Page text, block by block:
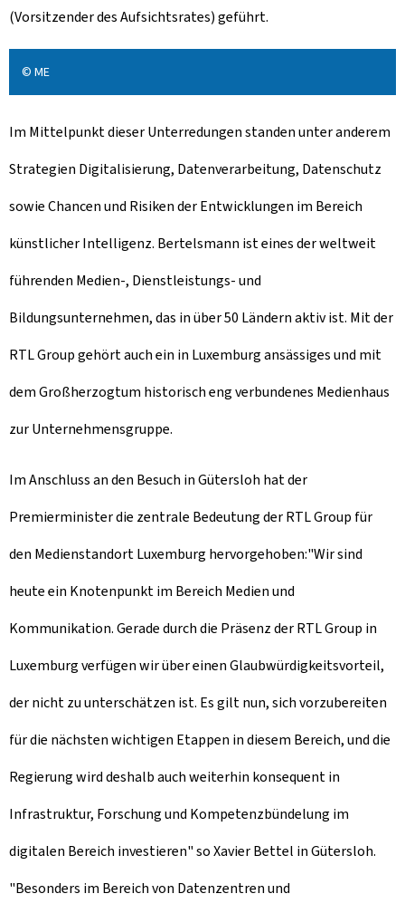
(Vorsitzender des Aufsichtsrates) geführt.
© ME
Im Mittelpunkt dieser Unterredungen standen unter anderem
Strategien Digitalisierung, Datenverarbeitung, Datenschutz
sowie Chancen und Risiken der Entwicklungen im Bereich
künstlicher Intelligenz. Bertelsmann ist eines der weltweit
führenden Medien-, Dienstleistungs- und
Bildungsunternehmen, das in über 50 Ländern aktiv ist. Mit der
RTL Group gehört auch ein in Luxemburg ansässiges und mit
dem Großherzogtum historisch eng verbundenes Medienhaus
zur Unternehmensgruppe.
Im Anschluss an den Besuch in Gütersloh hat der
Premierminister die zentrale Bedeutung der RTL Group für
den Medienstandort Luxemburg hervorgehoben:"Wir sind
heute ein Knotenpunkt im Bereich Medien und
Kommunikation. Gerade durch die Präsenz der RTL Group in
Luxemburg verfügen wir über einen Glaubwürdigkeitsvorteil,
der nicht zu unterschätzen ist. Es gilt nun, sich vorzubereiten
für die nächsten wichtigen Etappen in diesem Bereich, und die
Regierung wird deshalb auch weiterhin konsequent in
Infrastruktur, Forschung und Kompetenzbündelung im
digitalen Bereich investieren" so Xavier Bettel in Gütersloh.
"Besonders im Bereich von Datenzentren und